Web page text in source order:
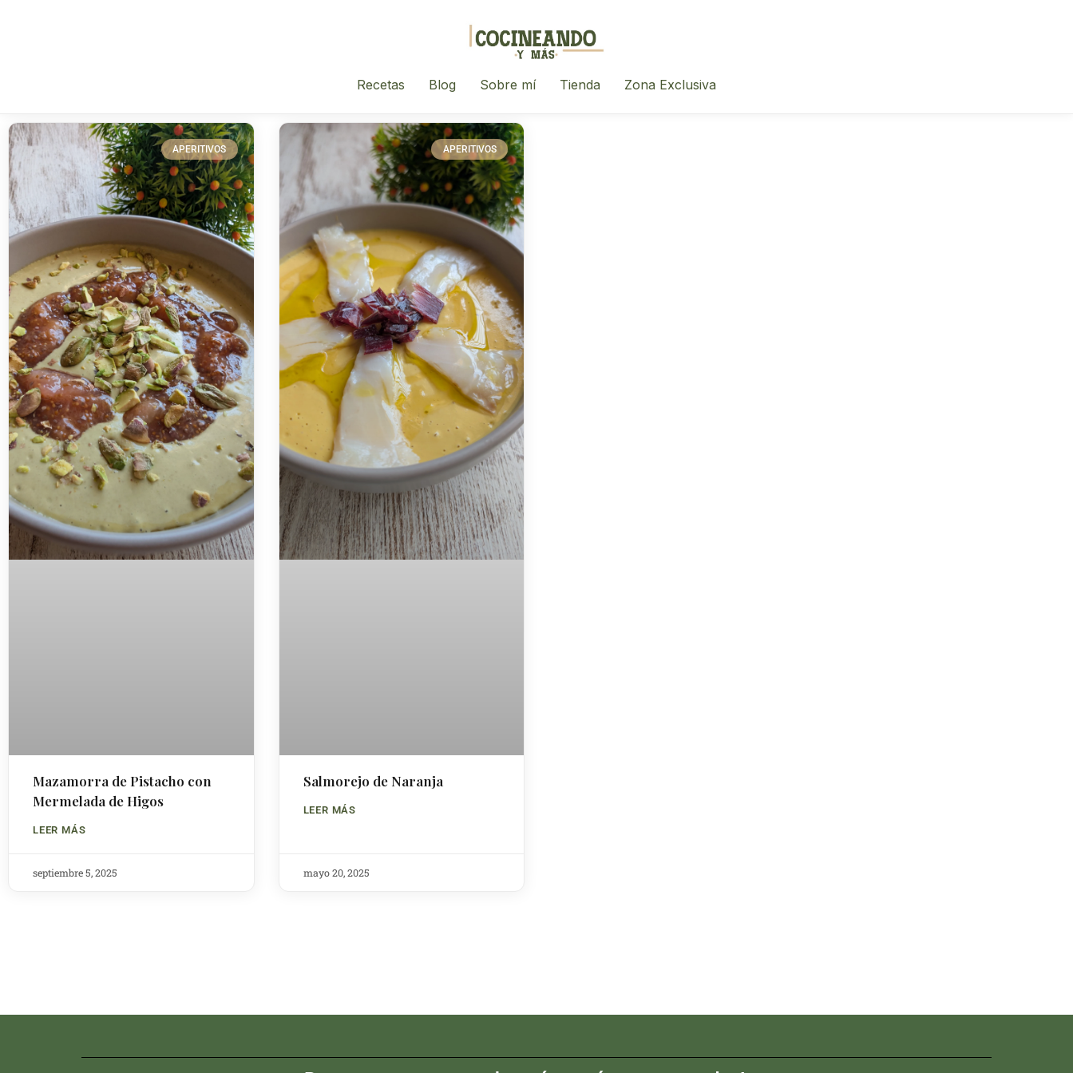
Recetas Blog Sobre mí Tienda Zona Exclusiva
APERITIVOS
Mazamorra de Pistacho con
Mermelada de Higos
LEER MÁS
septiembre 5, 2025
APERITIVOS
Salmorejo de Naranja
LEER MÁS
mayo 20, 2025